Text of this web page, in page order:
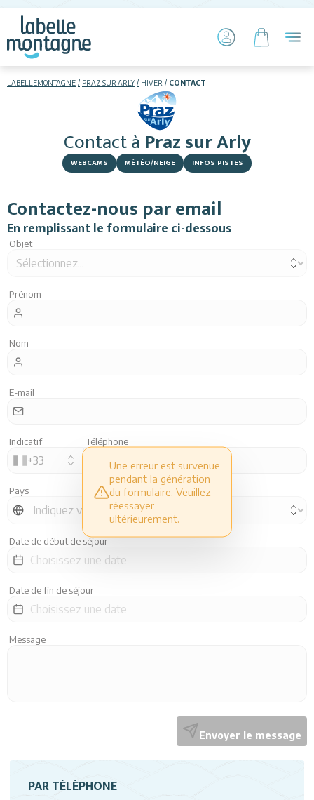
LABELLEMONTAGNE PRAZ SUR ARLY HIVER CONTACT
Contactà Praz sur Arly
WEBCAMS MÉTÉO/NEIGE INFOS PISTES
Hébergements
Restaurants
Services
Contactez-nous par email
En remplissant le formulaire ci-dessous
Objet
Prénom
Nom
E-mail
Indicatif
+33
Téléphone
Pays
Date de début de séjour
Date de fin de séjour
Message
Envoyer le message
Une erreur est survenue
pendant la génération
du formulaire. Veuillez
réessayer
ultérieurement.
PAR TÉLÉPHONE